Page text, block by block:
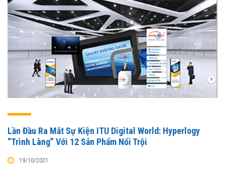
Lần Đầu Ra Mắt Sự Kiện ITU Digital World: Hyperlogy
“Trình Làng” Với 12 Sản Phẩm Nổi Trội
19/10/2021